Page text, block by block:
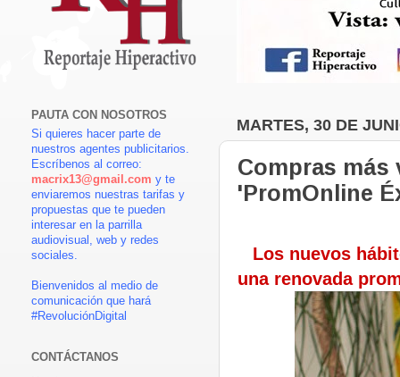
MARTES, 30 DE
Compras más
'PromOnline
Los nuevos
una renovada
PAUTA CON NOSOTROS
Si quieres hacer parte de
nuestros agentes publicitarios.
Escríbenos al correo:
macrix13@gmail.com y te
enviaremos nuestras tarifas y
propuestas que te pueden
interesar en la parrilla
audiovisual, web y redes
sociales.
Bienvenidos al medio de
comunicación que hará
#RevoluciónDigital
CONTÁCTANOS